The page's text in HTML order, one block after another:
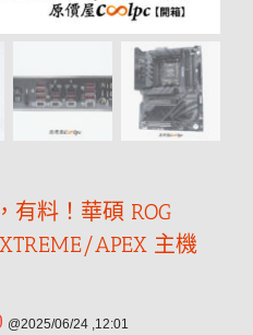
有料！華碩 ROG
APEX 主機
@2025/06/24 ,12:01